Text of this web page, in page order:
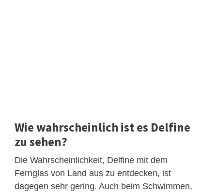
Wie wahrscheinlich ist es Delfine
zu sehen?
Die Wahrscheinlichkeit, Delfine mit dem
Fernglas von Land aus zu entdecken, ist
dagegen sehr gering. Auch beim Schwimmen,